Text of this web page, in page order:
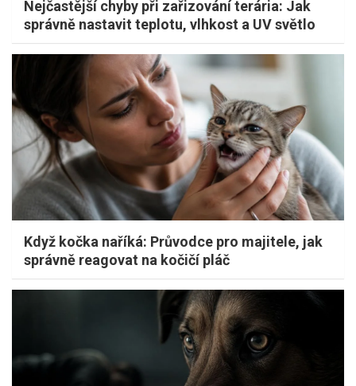
Nejčastější chyby při zařizování terária: Jak
správně nastavit teplotu, vlhkost a UV světlo
Když kočka naříká: Průvodce pro majitele, jak
správně reagovat na kočičí pláč